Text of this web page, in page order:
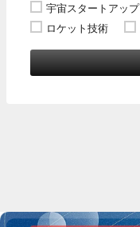
宇宙スタートアップ
ロケット技術